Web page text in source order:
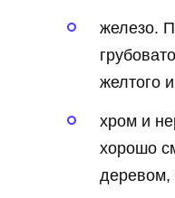
железо.
желтого
хром и
хорошо
деревом,